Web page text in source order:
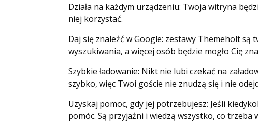
Działa na każdym urządzeniu: Twoja witryna
niej korzystać.
Daj się znaleźć w Google: zestawy Themeholt
wyszukiwania, a więcej osób będzie mogło Cię
Szybkie ładowanie: Nikt nie lubi czekać na
szybko, więc Twoi goście nie znudzą się i nie
Uzyskaj pomoc, gdy jej potrzebujesz: Jeśli
pomóc. Są przyjaźni i wiedzą wszystko, co